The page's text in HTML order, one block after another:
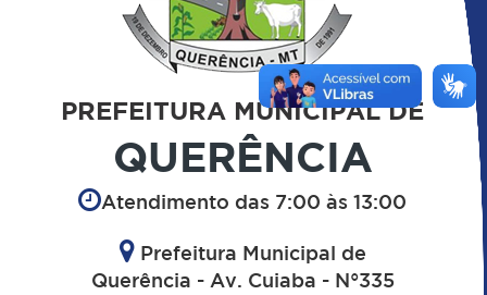
PREFEITURA MUNICIPAL DE
QUERÊNCIA
Atendimento das 7:00 às 13:00
Prefeitura Municipal de
Querência - Av. Cuiaba - N°335